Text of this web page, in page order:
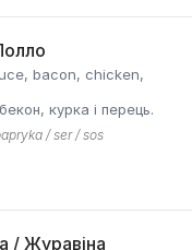
bacon, chicken,
курка і перець.
/ ser / sos
/ Журавіна